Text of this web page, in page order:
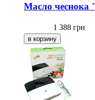
Масло
1 388 грн